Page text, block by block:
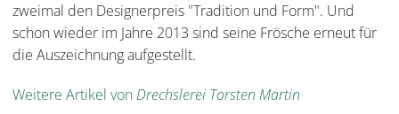
zweimal den Designerpreis "Tradition und Form". Und
schon wieder im Jahre 2013 sind seine Frösche erneut für
die Auszeichnung aufgestellt.
Weitere Artikel vonDrechslerei Torsten Martin